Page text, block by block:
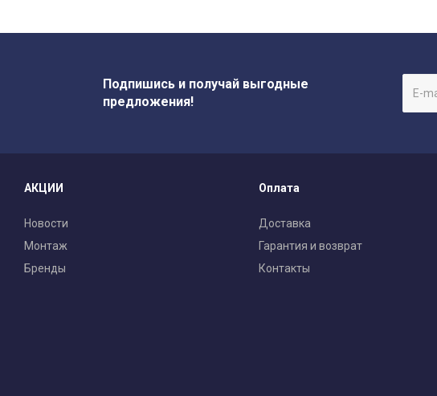
Подпишись и получай выгодные
предложения!
АКЦИИ
Новости
Монтаж
Бренды
Оплата
Доставка
Гарантия и возврат
Контакты